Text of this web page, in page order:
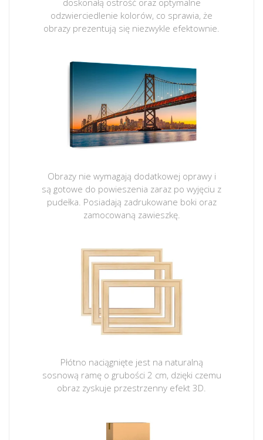
doskonałą ostrość oraz optymalne
odzwierciedlenie kolorów, co sprawia, że
obrazy prezentują się niezwykle efektownie.
Obrazy nie wymagają dodatkowej oprawy i
są gotowe do powieszenia zaraz po wyjęciu z
pudełka. Posiadają zadrukowane boki oraz
zamocowaną zawieszkę.
Płótno naciągnięte jest na naturalną
sosnową ramę o grubości 2 cm, dzięki czemu
obraz zyskuje przestrzenny efekt 3D.